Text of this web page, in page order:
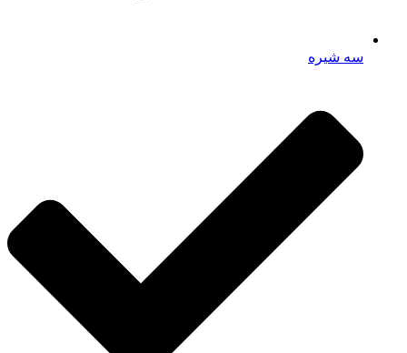
سه شیره